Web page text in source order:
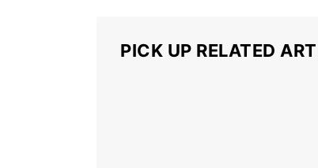
PICK UP RELATED